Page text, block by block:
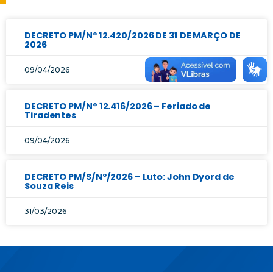
DECRETO PM/Nº 12.420/2026 DE 31 DE MARÇO DE
2026
09/04/2026
DECRETO PM/N° 12.416/2026 – Feriado de
Tiradentes
09/04/2026
DECRETO PM/S/Nº/2026 – Luto: John Dyord de
Souza Reis
31/03/2026